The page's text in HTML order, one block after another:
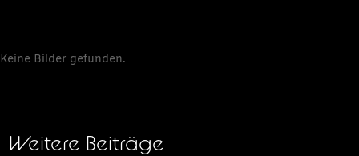
Keine Bilder gefunden.
Weitere Beiträge